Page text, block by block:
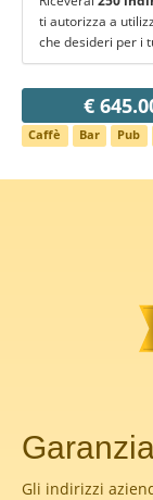
ti autorizza a
che desideri per i
€
Caffè Bar Pub
Gli indirizzi